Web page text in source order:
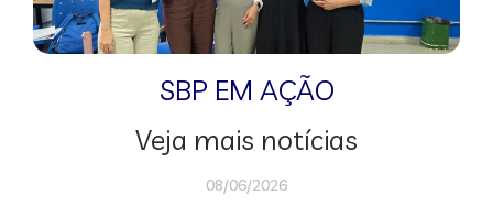
SBP EM AÇÃO
Veja mais notícias
08/06/2026